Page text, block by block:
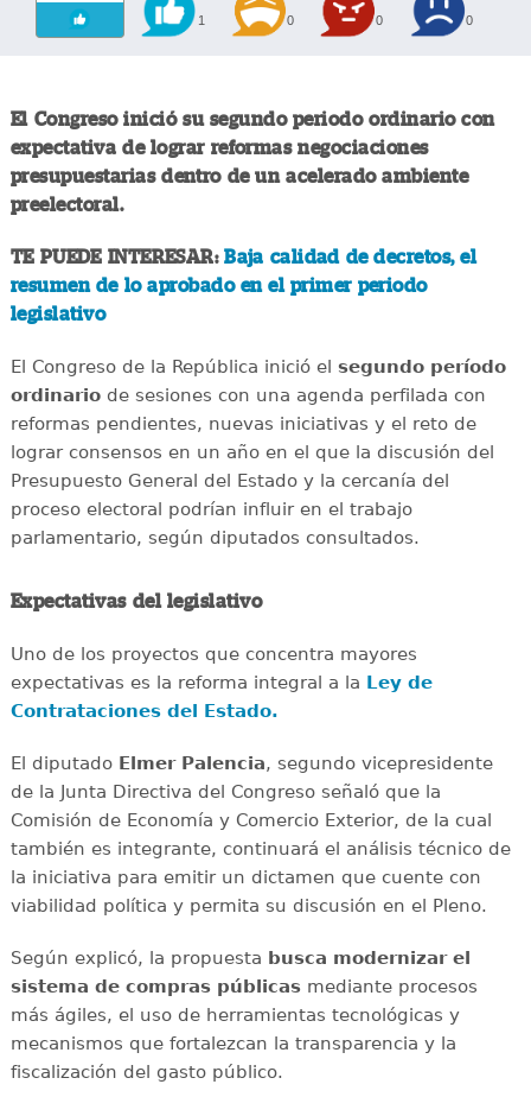
1 0 0 0
El Congreso inició su segundo periodo ordinario con
expectativa de lograr reformas negociaciones
presupuestarias dentro de un acelerado ambiente
preelectoral.
TE PUEDE INTERESAR:Baja calidad de decretos, el
resumen de lo aprobado en el primer periodo
legislativo
El Congreso de la República inició el segundo período
ordinariode sesiones con una agenda perfilada con
reformas pendientes, nuevas iniciativas y el reto de
lograr consensos en un año en el que la discusión del
Presupuesto General del Estado y la cercanía del
proceso electoral podrían influir en el trabajo
parlamentario, según diputados consultados.
Expectativas del legislativo
Uno de los proyectos que concentra mayores
expectativas es la reforma integral a la Ley de
Contrataciones del Estado.
El diputado Elmer Palencia, segundo vicepresidente
de la Junta Directiva del Congreso señaló que la
Comisión de Economía y Comercio Exterior, de la cual
también es integrante, continuará el análisis técnico de
la iniciativa para emitir un dictamen que cuente con
viabilidad política y permita su discusión en el Pleno.
Según explicó, la propuesta busca modernizar el
sistema de compras públicasmediante procesos
más ágiles, el uso de herramientas tecnológicas y
mecanismos que fortalezcan la transparencia y la
fiscalización del gasto público.